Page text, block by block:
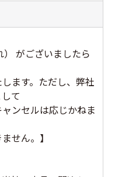
） がございましたら
ます。ただし、弊社
て
ンセルは応じかねま
せん。】